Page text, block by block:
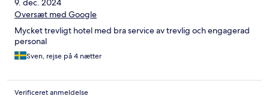
9. dec. 2024
Oversæt med Google
Mycket trevligt hotel med bra service av trevlig och engagerad
personal
Sven, rejse på 4 nætter
Verificeret anmeldelse